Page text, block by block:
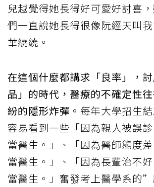
兒越覺得她長得好可愛好討喜
們一直說她長得很像阮經天叫
華繞繞。
在這個什麼都講求「良率」，
品」的時代，醫療的不確定性
紛的隱形炸彈。 每年大學招生
容易看到一些「因為親人被誤
當醫生。」、「因為醫師態度
當醫生。」、「因為長輩治不
當醫生。」奮發考上醫學系的